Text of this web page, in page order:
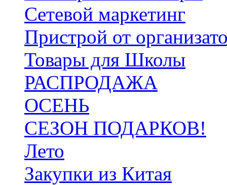
Сетевой маркетинг
Пристрой от
Товары для Школы
РАСПРОДАЖА
ОСЕНЬ
СЕЗОН ПОДАРКОВ!
Лето
Закупки из Китая